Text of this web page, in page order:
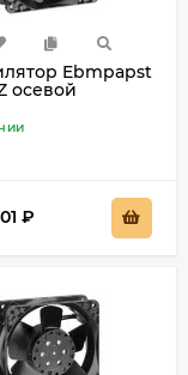
Ebmpapst
осевой